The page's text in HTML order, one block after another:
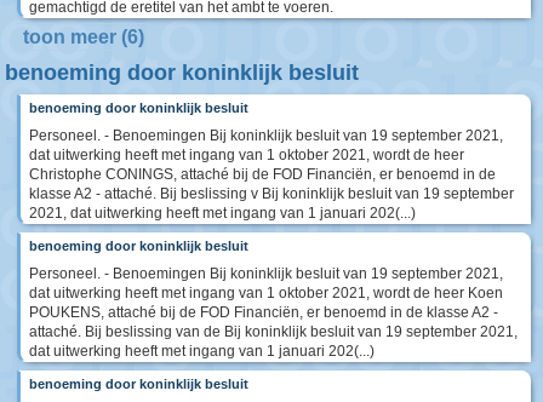
gemachtigd de eretitel van het ambt te voeren.
toon meer (6)
benoeming door koninklijk besluit
benoeming door koninklijk besluit
Personeel. - Benoemingen Bij koninklijk besluit van 19 september 2021,
dat uitwerking heeft met ingang van 1 oktober 2021, wordt de heer
Christophe CONINGS, attaché bij de FOD Financiën, er benoemd in de
klasse A2 - attaché. Bij beslissing v Bij koninklijk besluit van 19 september
2021, dat uitwerking heeft met ingang van 1 januari 202(...)
benoeming door koninklijk besluit
Personeel. - Benoemingen Bij koninklijk besluit van 19 september 2021,
dat uitwerking heeft met ingang van 1 oktober 2021, wordt de heer Koen
POUKENS, attaché bij de FOD Financiën, er benoemd in de klasse A2 -
attaché. Bij beslissing van de Bij koninklijk besluit van 19 september 2021,
dat uitwerking heeft met ingang van 1 januari 202(...)
benoeming door koninklijk besluit